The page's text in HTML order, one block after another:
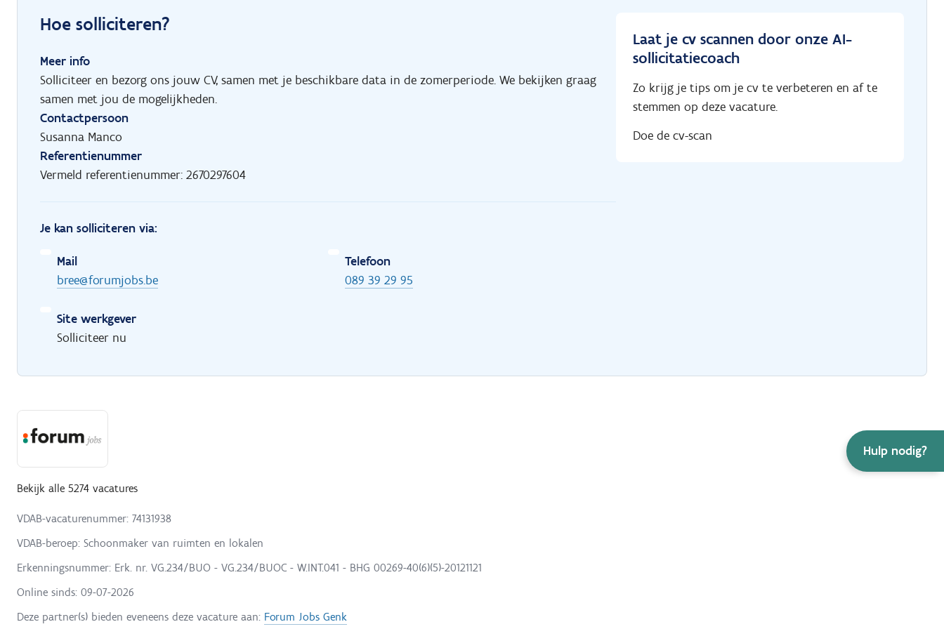
Hulp nodig?
Hoe solliciteren?
Meer info
Solliciteer en bezorg ons jouw CV, samen met je beschikbare data in de zomerperiode. We bekijken graag
samen met jou de mogelijkheden.
Contactpersoon
Susanna Manco
Referentienummer
Vermeld referentienummer: 2670297604
Je kan solliciteren via:
Mail
bree@forumjobs.be
Telefoon
089 39 29 95
Site werkgever
Solliciteer nu
Laat je cv scannen door onze AI-
sollicitatiecoach
Zo krijg je tips om je cv te verbeteren en af te
stemmen op deze vacature.
Doe de cv-scan
Bekijk alle 5274 vacatures
VDAB-vacaturenummer: 74131938
VDAB-beroep: Schoonmaker van ruimten en lokalen
Erkenningsnummer: Erk. nr. VG.234/BUO - VG.234/BUOC - W.INT.041 - BHG 00269-40(6)(5)-20121121
Online sinds: 09-07-2026
Deze partner(s) bieden eveneens deze vacature aan: Forum Jobs Genk